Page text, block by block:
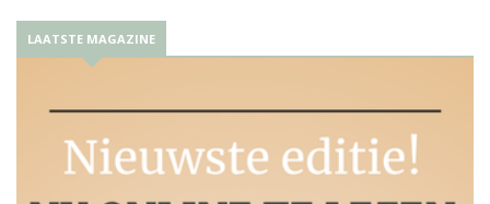
LAATSTE MAGAZINE